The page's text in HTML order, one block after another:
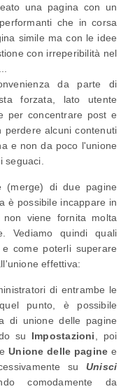
una pagina con un
che in corsa
simile ma con le idee
con irreperibilità nel
da parte di
forzata, lato utente
per concentrare post e
perdere alcuni contenuti
e non da poco l'unione
seguaci.
(merge) di due pagine
è possibile incappare in
viene fornita molta
Vediamo quindi quali
come poterli superare
effettiva:
di entrambe le
punto, è possibile
di unione delle pagine
su Impostazioni , poi
Unione delle pagine e
suUnisci
comodamente da